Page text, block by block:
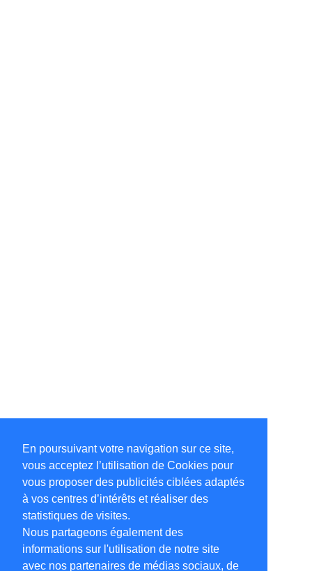
En poursuivant votre navigation sur ce site,
vous acceptez l’utilisation de Cookies pour
vous proposer des publicités ciblées adaptés
à vos centres d’intérêts et réaliser des
statistiques de visites.
Nous partageons également des
informations sur l'utilisation de notre site
avec nos partenaires de médias sociaux, de